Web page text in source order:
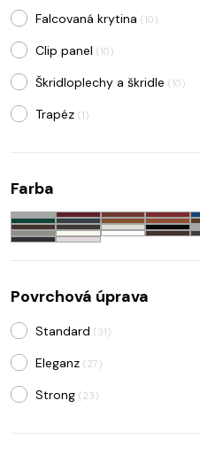
Falcovaná krytina (10)
Clip panel (10)
Škridloplechy a škridle (10)
Trapéz (1)
Farba
Povrchová úprava
Standard (31)
Eleganz (27)
Strong (23)